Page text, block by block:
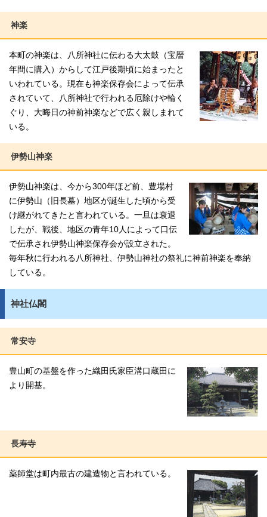
神楽
本町の神楽は、八所神社に伝わる大太鼓（宝暦
年間に購入）からして江戸後期頃に始まったと
いわれている。現在も神楽保存会によって伝承
されていて、八所神社で行われる厄除けや輪く
ぐり、大晦日の神前神楽などで広く親しまれて
いる。
伊勢山神楽
伊勢山神楽は、今から300年ほど前、豊場村
に伊勢山（旧長墓）地区が誕生した頃から受
け継がれてきたと言われている。一旦は衰退
したが、戦後、地区の青年10人によって口伝
で伝承され伊勢山神楽保存会が設立された。
毎年秋に行われる八所神社、伊勢山神社の祭礼に神前神楽を奉納
している。
神社仏閣
常安寺
豊山町の基盤を作った織田氏家臣溝口蔵田に
より開基。
長寿寺
薬師堂は町内最古の建造物と言われている。